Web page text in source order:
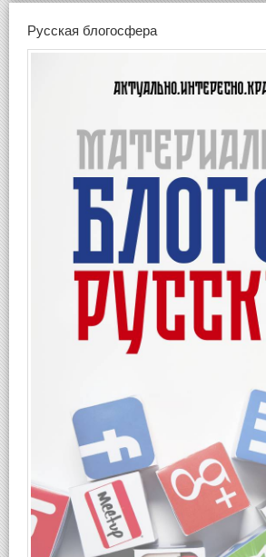
Русская блогосфера